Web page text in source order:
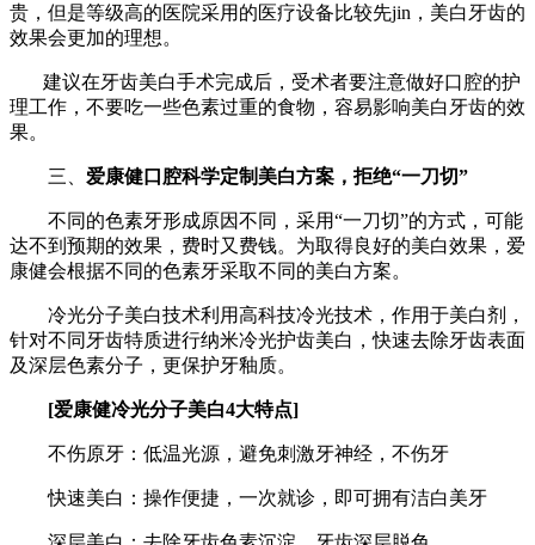
贵，但是等级高的医院采用的医疗设备比较先jin，美白牙齿的
效果会更加的理想。
建议在牙齿美白手术完成后，受术者要注意做好口腔的护
理工作，不要吃一些色素过重的食物，容易影响美白牙齿的效
果。
三、 爱康健口腔科学定制美白方案，拒绝“一刀切”
不同的色素牙形成原因不同，采用“一刀切”的方式，可能
达不到预期的效果，费时又费钱。为取得良好的美白效果，爱
康健会根据不同的色素牙采取不同的美白方案。
冷光分子美白技术利用高科技冷光技术，作用于美白剂，
针对不同牙齿特质进行纳米冷光护齿美白，快速去除牙齿表面
及深层色素分子，更保护牙釉质。
[爱康健冷光分子美白4大特点]
不伤原牙：低温光源，避免刺激牙神经，不伤牙
快速美白：操作便捷，一次就诊，即可拥有洁白美牙